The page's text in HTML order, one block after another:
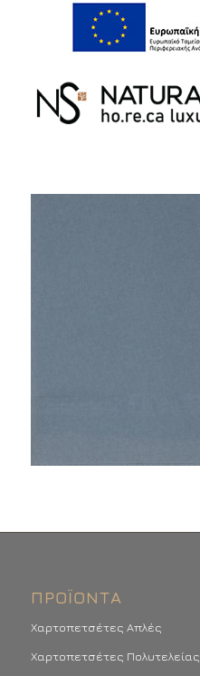
ΠΡΟΪΌΝΤΑ
Χαρτοπετσέτες Απλές
Χαρτοπετσέτες Πολυτελείας